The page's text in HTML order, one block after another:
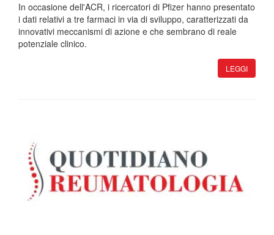
In occasione dell'ACR, i ricercatori di Pfizer hanno presentato
i dati relativi a tre farmaci in via di sviluppo, caratterizzati da
innovativi meccanismi di azione e che sembrano di reale
potenziale clinico.
LEGGI